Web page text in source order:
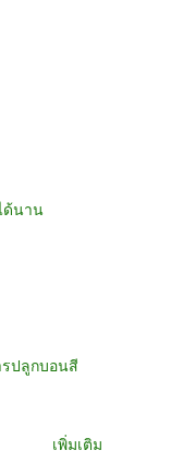
ด้นาน
ปลูกบอนสี
เพิ่มเติม